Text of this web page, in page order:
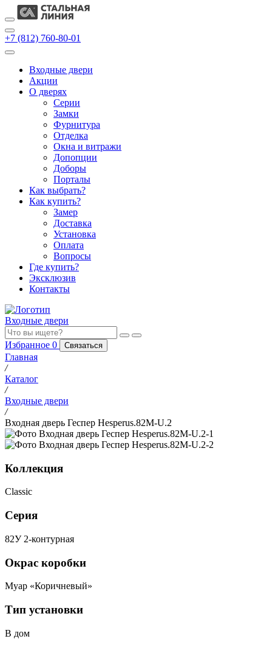
+7 (812) 760-80-01
Входные двери
Акции
О дверях
Cерии
Замки
Фурнитура
Отделка
Окна и витражи
Допопции
Доборы
Порталы
Как выбрать?
Как купить?
Замер
Доставка
Установка
Оплата
Вопросы
Где купить?
Эксклюзив
Контакты
Входные двери
Избранное 0 Связаться
Главная
/
Каталог
/
Входные двери
/
Входная дверь Геспер Hesperus.82M-U.2
Коллекция
Classic
Серия
82У 2-контурная
Окрас коробки
Муар «Коричневый»
Тип установки
В дом